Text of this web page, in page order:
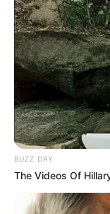
The Instagram
Like Barbie
BRAINBERRIES
BUZZ DAY
The Videos Of